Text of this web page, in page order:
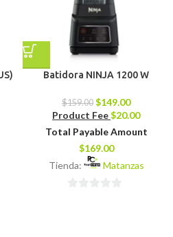
Batidora NINJA 1200 W
$159.00 $149.00
Product Fee$20.00
Total Payable Amount
$169.00
Tienda:
Matanzas